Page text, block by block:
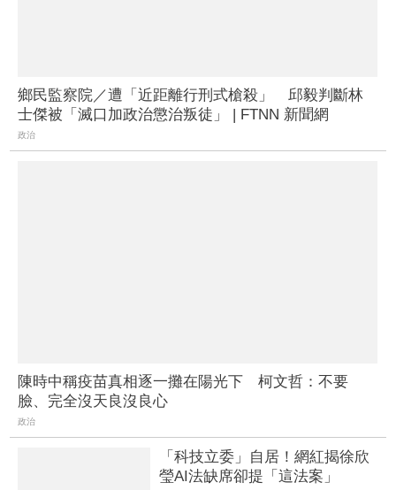
鄉民監察院／遭「近距離行刑式槍殺」 邱毅判斷林
士傑被「滅口加政治懲治叛徒」 | FTNN 新聞網
政治
陳時中稱疫苗真相逐一攤在陽光下 柯文哲：不要
臉、完全沒天良沒良心
政治
「科技立委」自居！網紅揭徐欣
瑩AI法缺席卻提「這法案」